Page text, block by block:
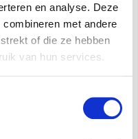
en analyse. Deze
met andere
of die ze hebben
van hun services.
wand slechts 142